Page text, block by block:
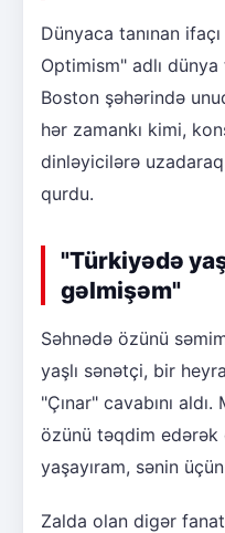
Dünyaca tanınan ifaçı
Optimism" adlı
Boston şəhərində
hər zamankı kimi,
dinləyicilərə
qurdu.
"Türkiyədə
gəlmişəm"
Səhnədə özünü
yaşlı sənətçi, bir
"Çınar" cavabını
özünü təqdim edərək
yaşayıram, sənin
Zalda olan digər